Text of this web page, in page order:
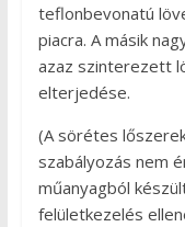
teflonbevonatú
piacra. A másik
azaz szinterezett
elterjedése.
(A sörétes
szabályozás nem
műanyagból
felületkezelés